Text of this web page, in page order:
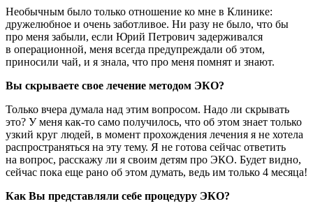
Необычным было только отношение ко мне в Клинике:
дружелюбное и очень заботливое. Ни разу не было, что бы
про меня забыли, если Юрий Петрович задерживался
в операционной, меня всегда предупреждали об этом,
приносили чай, и я знала, что про меня помнят и знают.
Вы скрываете свое лечение методом ЭКО?
Только вчера думала над этим вопросом. Надо ли скрывать
это? У меня как-то само получилось, что об этом знает только
узкий круг людей, в момент прохождения лечения я не хотела
распространяться на эту тему. Я не готова сейчас ответить
на вопрос, расскажу ли я своим детям про ЭКО. Будет видно,
сейчас пока еще рано об этом думать, ведь им только 4 месяца!
Как Вы представляли себе процедуру ЭКО?